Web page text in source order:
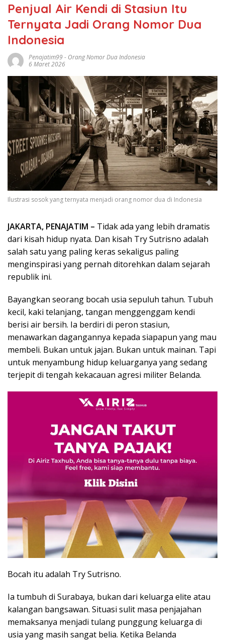
Penjual Air Kendi di Stasiun Itu
Ternyata Jadi Orang Nomor Dua
Indonesia
Penajatim99- Orang Nomor Dua Indonesia
6 Maret 2026
Ilustrasi sosok yang ternyata menjadi orang nomor dua di Indonesia
JAKARTA, PENAJATIM – Tidak ada yang lebih dramatis
dari kisah hidup nyata. Dan kisah Try Sutrisno adalah
salah satu yang paling keras sekaligus paling
menginspirasi yang pernah ditorehkan dalam sejarah
republik ini.
Bayangkan seorang bocah usia sepuluh tahun. Tubuh
kecil, kaki telanjang, tangan menggenggam kendi
berisi air bersih. Ia berdiri di peron stasiun,
menawarkan dagangannya kepada siapapun yang mau
membeli. Bukan untuk jajan. Bukan untuk mainan. Tapi
untuk menyambung hidup keluarganya yang sedang
terjepit di tengah kekacauan agresi militer Belanda.
Bocah itu adalah Try Sutrisno.
Ia tumbuh di Surabaya, bukan dari keluarga elite atau
kalangan bangsawan. Situasi sulit masa penjajahan
memaksanya menjadi tulang punggung keluarga di
usia yang masih sangat belia. Ketika Belanda